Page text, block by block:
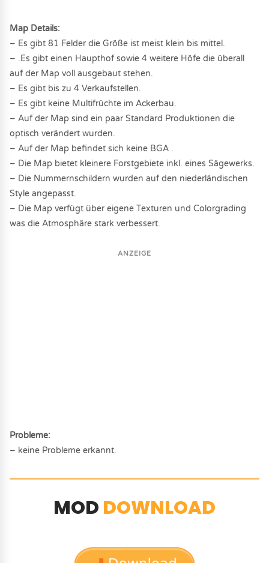
Map Details:
– Es gibt 81 Felder die Größe ist meist klein bis mittel.
– .Es gibt einen Haupthof sowie 4 weitere Höfe die überall
auf der Map voll ausgebaut stehen.
– Es gibt bis zu 4 Verkaufstellen.
– Es gibt keine Multifrüchte im Ackerbau.
– Auf der Map sind ein paar Standard Produktionen die
optisch verändert wurden.
– Auf der Map befindet sich keine BGA .
– Die Map bietet kleinere Forstgebiete inkl. eines Sägewerks.
– Die Nummernschildern wurden auf den niederländischen
Style angepasst.
– Die Map verfügt über eigene Texturen und Colorgrading
was die Atmosphäre stark verbessert.
ANZEIGE
Probleme:
– keine Probleme erkannt.
MOD DOWNLOAD